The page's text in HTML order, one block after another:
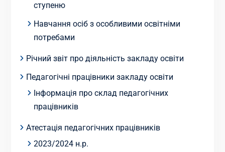
ступеню
Навчання осіб з особливими освітніми
потребами
Річний звіт про діяльність закладу освіти
Педагогічні працівники закладу освіти
Інформація про склад педагогічних
працівників
Атестація педагогічних працівників
2023/2024 н.р.